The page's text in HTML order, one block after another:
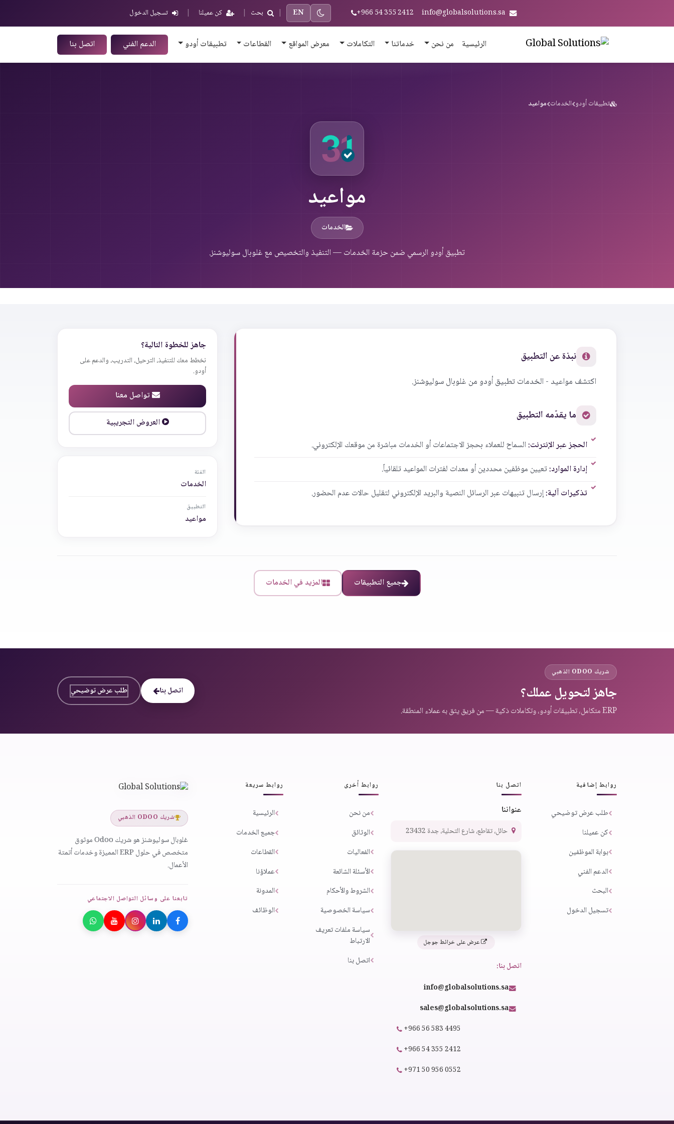
info@globalsolutions.sa
+966 54 355 2412
EN
| بحث | كن عميلنا | تسجيل الدخول
الرئيسية من نحن خدماتنا التكاملات معرض المواقع القطاعات تطبيقات أودو الدعم الفني اتصل بنا
تطبيقات أودو الخدمات مواعيد
مواعيد
الخدمات
تطبيق أودو الرسمي ضمن حزمة الخدمات — التنفيذ والتخصيص مع غلوبال سوليوشنز.
نبذة عن التطبيق
اكتشف مواعيد - الخدمات تطبيق أودو من غلوبال سوليوشنز.
ما يقدّمه التطبيق
الحجز عبر الإنترنت:السماح للعملاء بحجز الاجتماعات أو الخدمات مباشرة من موقعك الإلكتروني.
إدارة الموارد:تعيين موظفين محددين أو معدات لفترات المواعيد تلقائياً.
تذكيرات آلية:إرسال تنبيهات عبر الرسائل النصية والبريد الإلكتروني لتقليل حالات عدم الحضور.
جاهز للخطوة التالية؟
نخطط معك للتنفيذ، الترحيل، التدريب، والدعم على
أودو.
تواصل معنا
العروض التجريبية
الفئة
الخدمات
التطبيق
مواعيد
جميع التطبيقات المزيد في الخدمات
شريك ODOO الذهبي
جاهز لتحويل عملك؟
ERP متكامل، تطبيقات أودو، وتكاملات ذكية — من فريق يثق به عملاء المنطقة.
اتصل بنا طلب عرض توضيحي
شريك ODOO الذهبي
غلوبال سوليوشنز هو شريك Odoo موثوق
متخصص في حلول ERP المميزة وخدمات أتمتة
الأعمال.
تابعنا على وسائل التواصل الاجتماعي
روابط سريعة
الرئيسية
جميع الخدمات
القطاعات
عملاؤنا
المدونة
الوظائف
روابط أخرى
من نحن
الوثائق
الفعاليات
الأسئلة الشائعة
الشروط والأحكام
سياسة الخصوصية
سياسة ملفات تعريف
الارتباط
اتصل بنا
اتصل بنا
عنواننا
حائل، تقاطع، شارع التحلية، جدة 23432
عرض على خرائط جوجل
اتصل بنا:
info@globalsolutions.sa
sales@globalsolutions.sa
+966 56 583 4495
+966 54 355 2412
+971 50 956 0552
روابط إضافية
طلب عرض توضيحي
كن عميلنا
بوابة الموظفين
الدعم الفني
البحث
تسجيل الدخول